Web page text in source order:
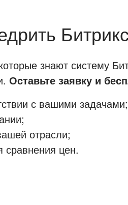
знают систему
Оставьте заявку и
с вашими задачами;
отрасли;
сравнения цен.